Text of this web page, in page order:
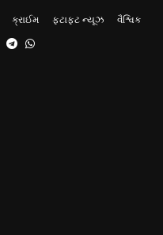
ક્રાઈમ ફટાફટ ન્યૂઝ વૈશ્વિક
Telegram
Whatsapp